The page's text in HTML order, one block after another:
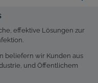
effektive Lösungen zur
beliefern wir Kunden aus
und Öffentlichem